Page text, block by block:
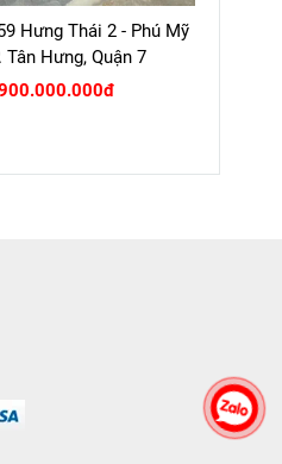
Hưng Thái 2 - Phú Mỹ
Tân Hưng, Quận 7